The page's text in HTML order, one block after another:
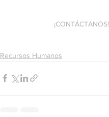
¡CONTÁCTANOS!
Recursos Humanos